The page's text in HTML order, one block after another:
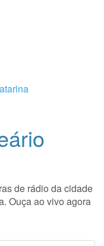
de rádio da cidade
Ouça ao vivo agora